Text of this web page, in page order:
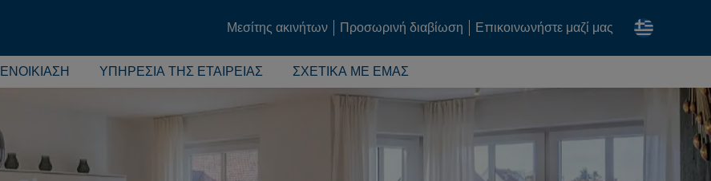
Μεσίτης ακινήτων Προσωρινή διαβίωση Επικοινωνήστε μαζί μας
ΕΝΟΙΚΊΑΣΗ ΥΠΗΡΕΣΊΑ ΤΗΣ ΕΤΑΙΡΕΊΑΣ ΣΧΕΤΙΚΆ ΜΕ ΕΜΆΣ